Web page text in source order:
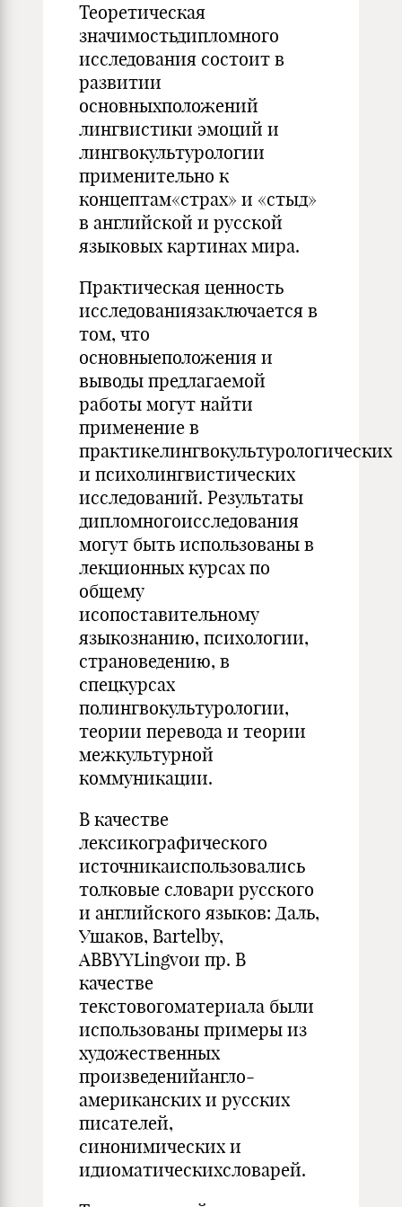
Теоретическая
значимостьдипломного
исследования состоит в
развитии
основныхположений
лингвистики эмоций и
лингвокультурологии
применительно к
концептам«страх» и «стыд»
в английской и русской
языковых картинах мира.
Практическая ценность
исследованиязаключается в
том, что
основныеположения и
выводы предлагаемой
работы могут найти
применение в
практикелингвокультурологических
и психолингвистических
исследований. Результаты
дипломногоисследования
могут быть использованы в
лекционных курсах по
общему
исопоставительному
языкознанию, психологии,
страноведению, в
спецкурсах
полингвокультурологии,
теории перевода и теории
межкультурной
коммуникации.
В качестве
лексикографического
источникаиспользовались
толковые словари русского
и английского языков: Даль,
Ушаков, Bartelby,
ABBYYLingvoи пр. В
качестве
текстовогоматериала были
использованы примеры из
художественных
произведенийангло-
американских и русских
писателей,
синонимических и
идиоматическихсловарей.